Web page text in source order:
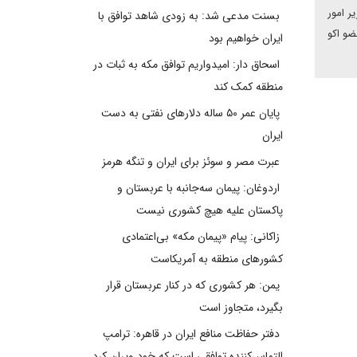
امور
اکو
بسنت مدعی شد: به زودی شاهد توافق با
ایران خواهیم بود
اسحاق دار: امیدواریم توافق مکه به ثبات در
منطقه کمک کند
پایان عمر ۵۰ ساله دلارهای نفتی به دست
ایران
عبرت مصر و سوئز برای ایران و تنگه هرمز
اردوغان: پیمان سه‌جانبه با عربستان و
پاکستان علیه هیچ کشوری نیست
زاکانی: پیام «پیمان مکه» بی‌اعتمادی
کشورهای منطقه به آمریکاست
یمن: هر کشوری که در کنار عربستان قرار
بگیرد، متجاوز است
دفتر حفاظت منافع ایران در قاهره: ترامپ